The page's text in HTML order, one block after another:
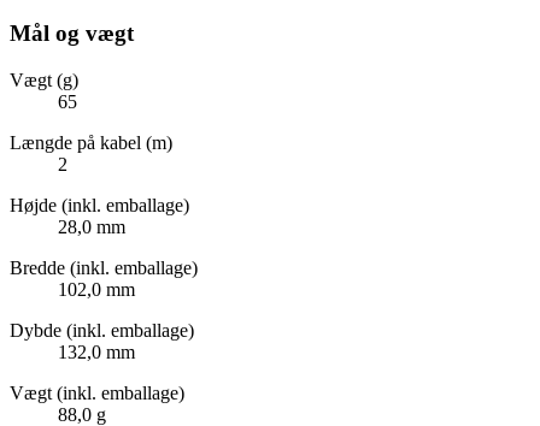
Mål og vægt
Vægt (g)
65
Længde på kabel (m)
2
Højde (inkl. emballage)
28,0 mm
Bredde (inkl. emballage)
102,0 mm
Dybde (inkl. emballage)
132,0 mm
Vægt (inkl. emballage)
88,0 g